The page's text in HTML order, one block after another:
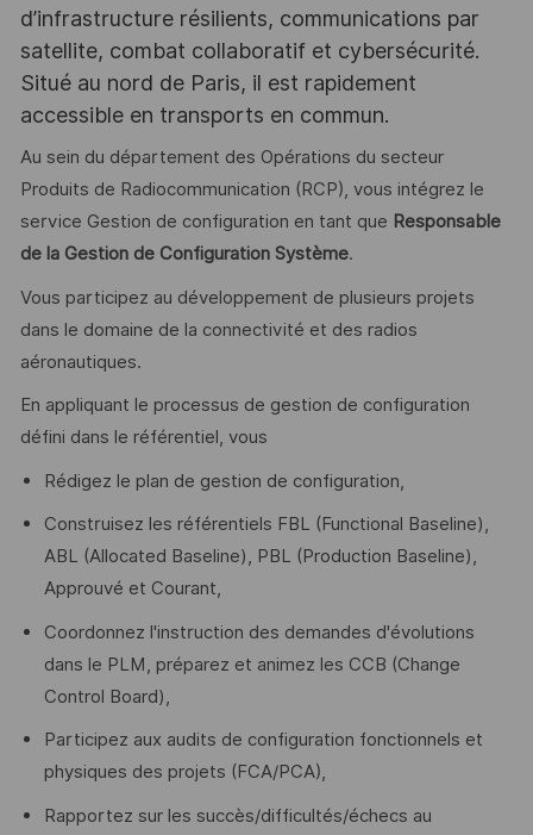
d’infrastructure résilients, communications par
satellite, combat collaboratif et cybersécurité.
Situé au nord de Paris, il est rapidement
accessible en transports en commun.
Au sein du département des Opérations du secteur
Produits de Radiocommunication (RCP), vous intégrez le
service Gestion de configuration en tant que Responsable
de la Gestion de Configuration Système.
Vous participez au développement de plusieurs projets
dans le domaine de la connectivité et des radios
aéronautiques.
En appliquant le processus de gestion de configuration
défini dans le référentiel, vous
Rédigez le plan de gestion de configuration,
Construisez les référentiels FBL (Functional Baseline),
ABL (Allocated Baseline), PBL (Production Baseline),
Approuvé et Courant,
Coordonnez l'instruction des demandes d'évolutions
dans le PLM, préparez et animez les CCB (Change
Control Board),
Participez aux audits de configuration fonctionnels et
physiques des projets (FCA/PCA),
Rapportez sur les succès/difficultés/échecs au